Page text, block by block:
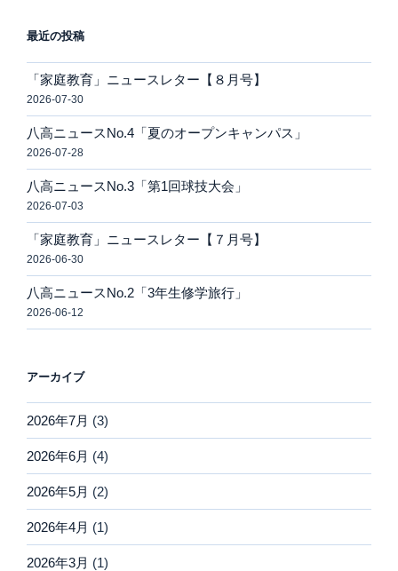
最近の投稿
「家庭教育」ニュースレター【８月号】
2026-07-30
八高ニュースNo.4「夏のオープンキャンパス」
2026-07-28
八高ニュースNo.3「第1回球技大会」
2026-07-03
「家庭教育」ニュースレター【７月号】
2026-06-30
八高ニュースNo.2「3年生修学旅行」
2026-06-12
アーカイブ
2026年7月 (3)
2026年6月 (4)
2026年5月 (2)
2026年4月 (1)
2026年3月 (1)